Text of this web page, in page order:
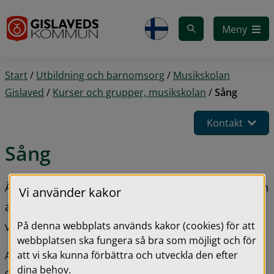
Meny
Start/ Utbildning och barnomsorg/ Musikskolan
Gislaved / Kurser och grupper, musikskolan /Sång
Kontakt
Sång
Är ditt barn intresserat av att lära sig att sjunga och
att uttrycka sig med rösten kan du som
vårdnadshavare ansöka till sång.
Ansökan kan göras året runt. Du som är över 18 år kan
Vi använder kakor
På denna webbplats används kakor (cookies) för att
webbplatsen ska fungera så bra som möjligt och för
att vi ska kunna förbättra och utveckla den efter
dina behov.